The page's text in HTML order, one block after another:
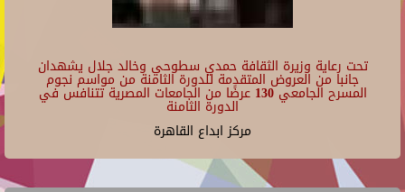
تحت رعاية وزيرة الثقافة حمدي سطوحي وخالد جلال يشهدان
جانبا من العروض المتقدمة للدورة الثامنة من مواسم نجوم
المسرح الجامعي 130 عرضًا من الجامعات المصرية تتنافس في
الدورة الثامنة
مركز ابداع القاهرة